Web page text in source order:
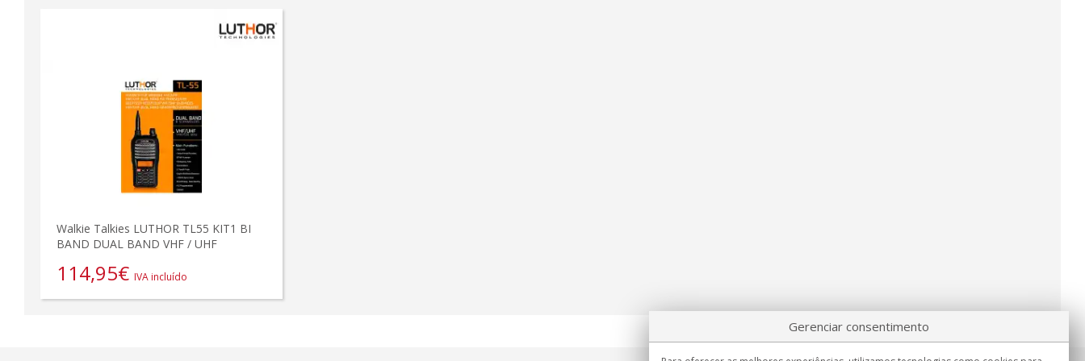
Walkie Talkies LUTHOR TL55 KIT1 BI
BAND DUAL BAND VHF / UHF
114,95€ IVA incluído
Gerenciar consentimento